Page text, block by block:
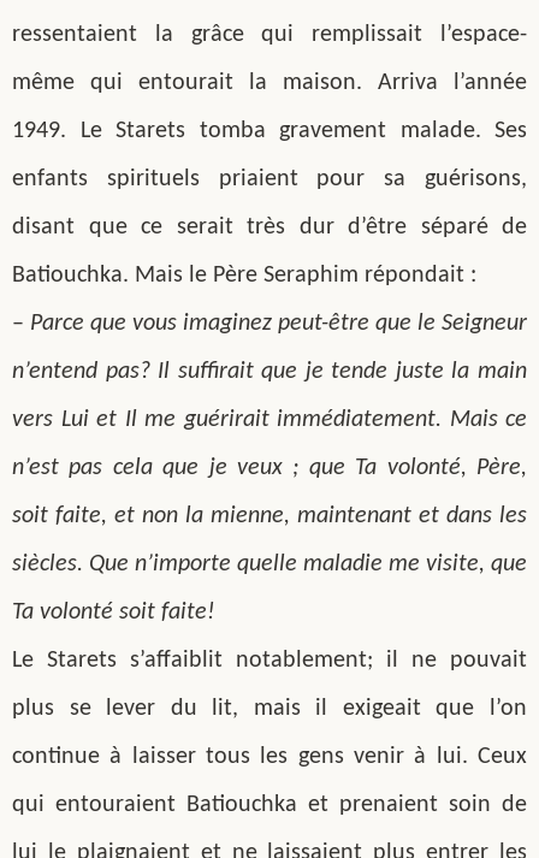
ressentaient la grâce qui remplissait l’espace-
même qui entourait la maison. Arriva l’année
1949. Le Starets tomba gravement malade. Ses
enfants spirituels priaient pour sa guérisons,
disant que ce serait très dur d’être séparé de
Batiouchka. Mais le Père Seraphim répondait :
– Parce que vous imaginez peut-être que le Seigneur
n’entend pas? Il suffirait que je tende juste la main
vers Lui et Il me guérirait immédiatement. Mais ce
n’est pas cela que je veux ; que Ta volonté, Père,
soit faite, et non la mienne, maintenant et dans les
siècles. Que n’importe quelle maladie me visite, que
Ta volonté soit faite!
Le Starets s’affaiblit notablement; il ne pouvait
plus se lever du lit, mais il exigeait que l’on
continue à laisser tous les gens venir à lui. Ceux
qui entouraient Batiouchka et prenaient soin de
lui le plaignaient et ne laissaient plus entrer les